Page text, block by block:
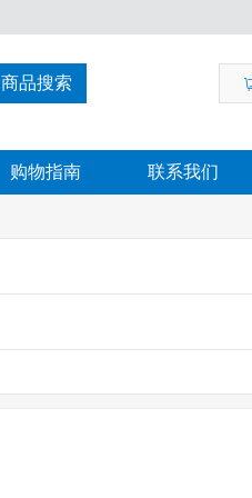
商品搜索
购物指南 联系我们